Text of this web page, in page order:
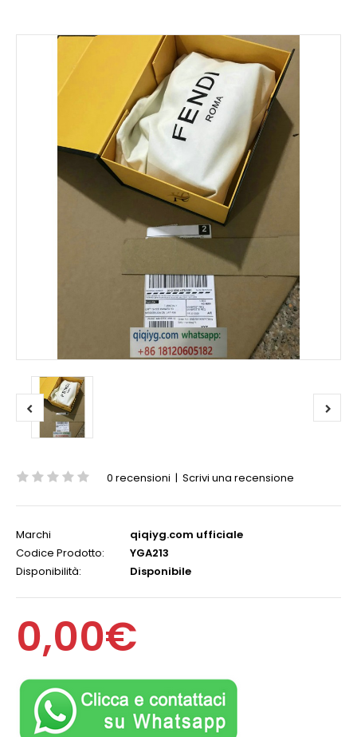
0 recensioni | Scrivi una recensione
Marchi
qiqiyg.com ufficiale
Codice Prodotto:
YGA213
Disponibilità:
Disponibile
0,00€